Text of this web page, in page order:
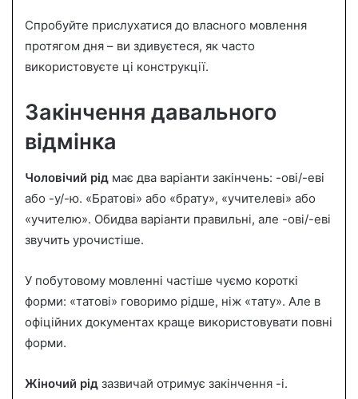
Спробуйте прислухатися до власного мовлення
протягом дня – ви здивуєтеся, як часто
використовуєте ці конструкції.
Закінчення давального
відмінка
Чоловічий рід має два варіанти закінчень: -ові/-еві
або -у/-ю. «Братові» або «брату», «учителеві» або
«учителю». Обидва варіанти правильні, але -ові/-еві
звучить урочистіше.
У побутовому мовленні частіше чуємо короткі
форми: «татові» говоримо рідше, ніж «тату». Але в
офіційних документах краще використовувати повні
форми.
Жіночий рід зазвичай отримує закінчення -і.